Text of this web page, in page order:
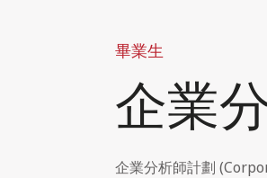
畢業生
企業
企業分析師計劃